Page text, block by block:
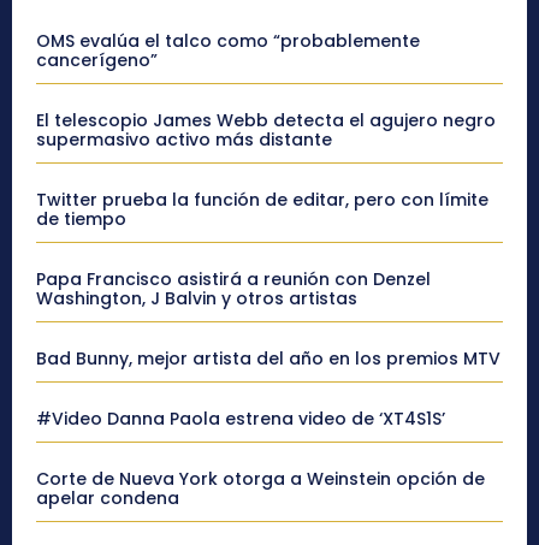
OMS evalúa el talco como “probablemente
cancerígeno”
El telescopio James Webb detecta el agujero negro
supermasivo activo más distante
Twitter prueba la función de editar, pero con límite
de tiempo
Papa Francisco asistirá a reunión con Denzel
Washington, J Balvin y otros artistas
Bad Bunny, mejor artista del año en los premios MTV
#Video Danna Paola estrena video de ‘XT4S1S’
Corte de Nueva York otorga a Weinstein opción de
apelar condena